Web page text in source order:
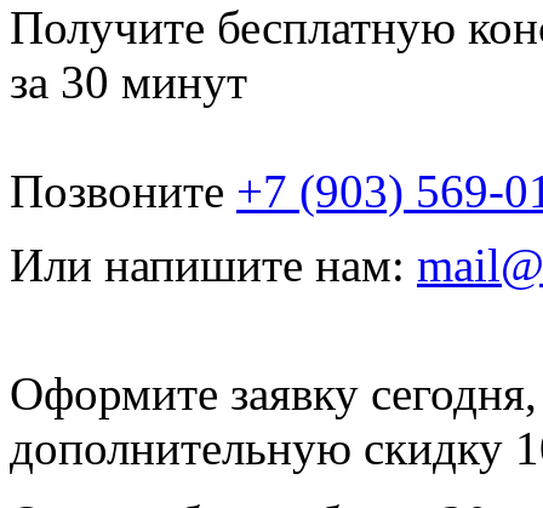
Получите бесплатную
за 30 минут
Позвоните +7 (903) 569-
Или напишите нам:
Оформите заявку
дополнительную скидку